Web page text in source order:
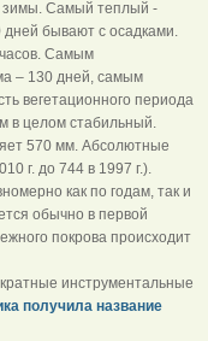
зимы. Самый теплый -
дней бывают с осадками.
Самым
– 130 дней, самым
вегетационного периода
в целом стабильный.
570 мм. Абсолютные
г. до 744 в 1997 г.).
как по годам, так и
обычно в первой
покрова происходит
инструментальные
получила название